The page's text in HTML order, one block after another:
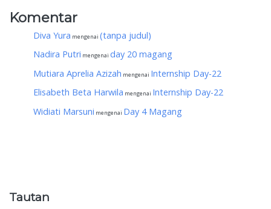
Komentar
Diva Yura mengenai (tanpa judul)
Nadira Putri mengenai day 20 magang
Mutiara Aprelia Azizah mengenai Internship Day-22
Elisabeth Beta Harwila mengenai Internship Day-22
Widiati Marsuni mengenai Day 4 Magang
Tautan